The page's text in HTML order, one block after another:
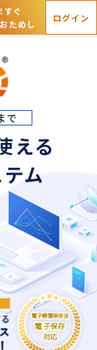
すぐ
ためし
ログイン
で
える
ム